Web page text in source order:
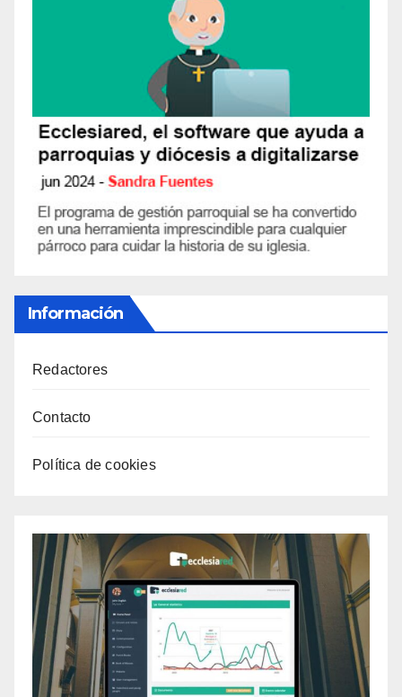
Información
Redactores
Contacto
Política de cookies